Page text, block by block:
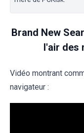
Brand New
l'air des
Vidéo montrant
navigateur :